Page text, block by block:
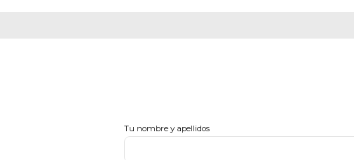
Tu nombre y apellidos